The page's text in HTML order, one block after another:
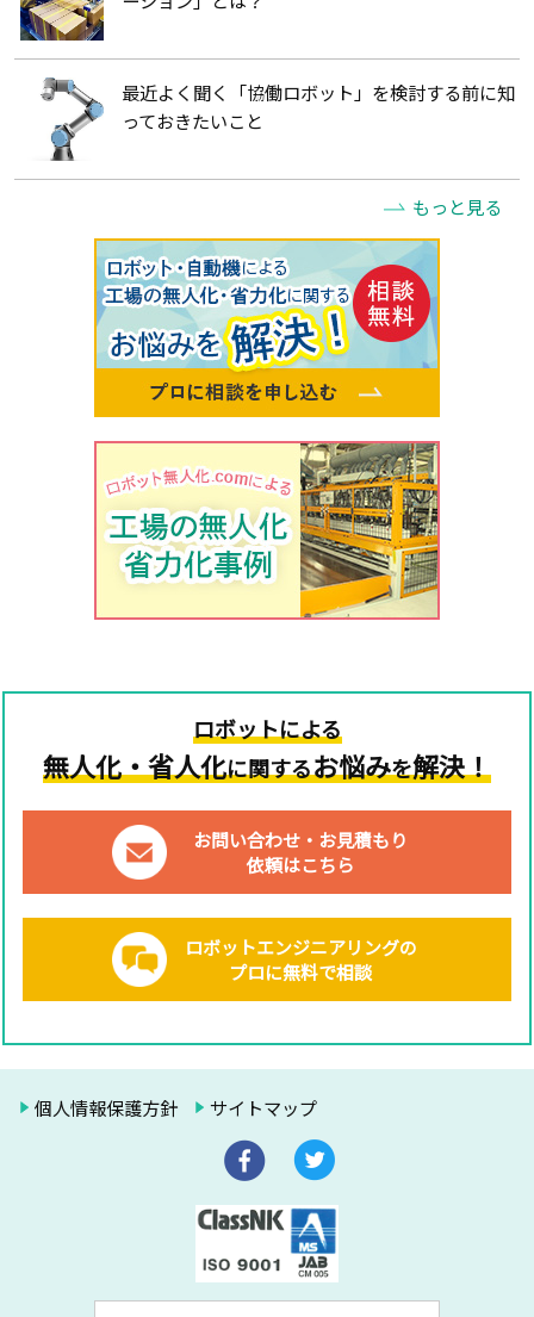
最近よく聞く「協働ロボット」を検討する前に知
っておきたいこと
もっと見る
ロボットによる
無人化・省人化に関するお悩みを解決！
お問い合わせ・お見積もり
依頼はこちら
ロボットエンジニアリングの
プロに無料で相談
個人情報保護方針 サイトマップ